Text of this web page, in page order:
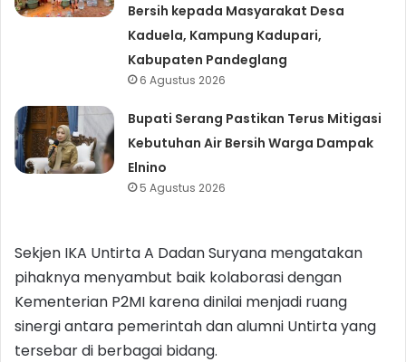
Bersih kepada Masyarakat Desa
Kaduela, Kampung Kadupari,
Kabupaten Pandeglang
6 Agustus 2026
Bupati Serang Pastikan Terus Mitigasi
Kebutuhan Air Bersih Warga Dampak
Elnino
5 Agustus 2026
Sekjen IKA Untirta A Dadan Suryana mengatakan
pihaknya menyambut baik kolaborasi dengan
Kementerian P2MI karena dinilai menjadi ruang
sinergi antara pemerintah dan alumni Untirta yang
tersebar di berbagai bidang.